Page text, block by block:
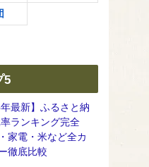
5
年最新】ふるさと納
ランキング完全
家電・米など全カ
徹底比較